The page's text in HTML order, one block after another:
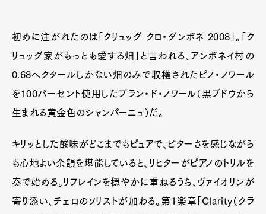
初めに注がれたのは「クリュッグ クロ・ダンボネ 2008」。「ク
リュッグ家がもっとも愛する畑」と言われる、アンボネイ村の
0.68ヘクタールしかない畑のみで収穫されたピノ・ノワール
を100パーセント使用したブラン・ド・ノワール（黒ブドウから
生まれる黄金色のシャンパーニュ）だ。
キリッとした酸味がどこまでもピュアで、ビターさを感じながら
も心地よい余韻を堪能していると、リヒターがピアノのトリルを
奏で始める。リフレインを穏やかに重ねるうち、ヴァイオリンが
寄り添い、チェロのソリストが加わる。第1楽章「Clarity（クラ